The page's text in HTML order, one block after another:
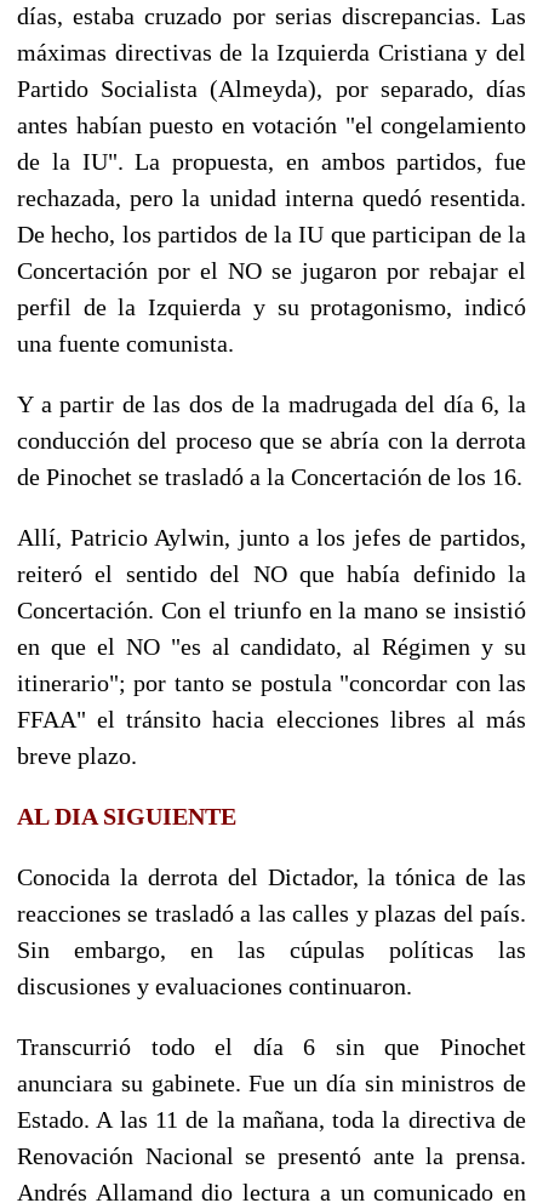
días, estaba cruzado por serias discrepancias. Las
máximas directivas de la Izquierda Cristiana y del
Partido Socialista (Almeyda), por separado, días
antes habían puesto en votación "el congelamiento
de la IU". La propuesta, en ambos partidos, fue
rechazada, pero la unidad interna quedó resentida.
De hecho, los partidos de la IU que participan de la
Concertación por el NO se jugaron por rebajar el
perfil de la Izquierda y su protagonismo, indicó
una fuente comunista.
Y a partir de las dos de la madrugada del día 6, la
conducción del proceso que se abría con la derrota
de Pinochet se trasladó a la Concertación de los 16.
Allí, Patricio Aylwin, junto a los jefes de partidos,
reiteró el sentido del NO que había definido la
Concertación. Con el triunfo en la mano se insistió
en que el NO "es al candidato, al Régimen y su
itinerario"; por tanto se postula "concordar con las
FFAA" el tránsito hacia elecciones libres al más
breve plazo.
AL DIA SIGUIENTE
Conocida la derrota del Dictador, la tónica de las
reacciones se trasladó a las calles y plazas del país.
Sin embargo, en las cúpulas políticas las
discusiones y evaluaciones continuaron.
Transcurrió todo el día 6 sin que Pinochet
anunciara su gabinete. Fue un día sin ministros de
Estado. A las 11 de la mañana, toda la directiva de
Renovación Nacional se presentó ante la prensa.
Andrés Allamand dio lectura a un comunicado en